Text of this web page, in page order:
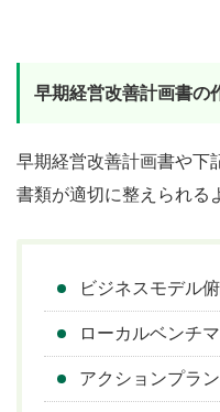
早期経営改善計画書の
早期経営改善計画書や下
書類が適切に整えられる
ビジネスモデル
ローカルベンチ
アクションプラン